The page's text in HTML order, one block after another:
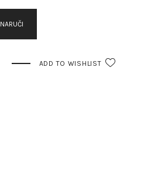
NARUČI
ADD TO WISHLIST